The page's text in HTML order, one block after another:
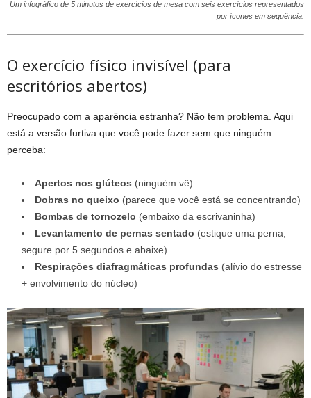
Um infográfico de 5 minutos de exercícios de mesa com seis exercícios representados
por ícones em sequência.
O exercício físico invisível (para
escritórios abertos)
Preocupado com a aparência estranha? Não tem problema. Aqui
está a versão furtiva que você pode fazer sem que ninguém
perceba:
Apertos nos glúteos (ninguém vê)
Dobras no queixo (parece que você está se concentrando)
Bombas de tornozelo (embaixo da escrivaninha)
Levantamento de pernas sentado (estique uma perna,
segure por 5 segundos e abaixe)
Respirações diafragmáticas profundas (alívio do estresse
+ envolvimento do núcleo)